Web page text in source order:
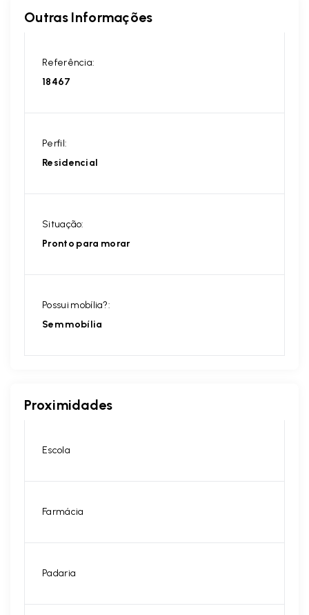
Outras Informações
Referência:
18467
Perfil:
Residencial
Situação:
Pronto para morar
Possui mobília?:
Sem mobília
Proximidades
Escola
Farmácia
Padaria